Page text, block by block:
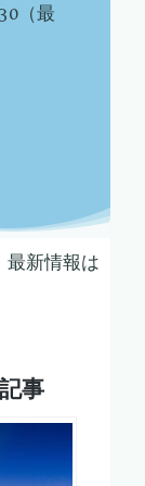
（最
新情報は
事